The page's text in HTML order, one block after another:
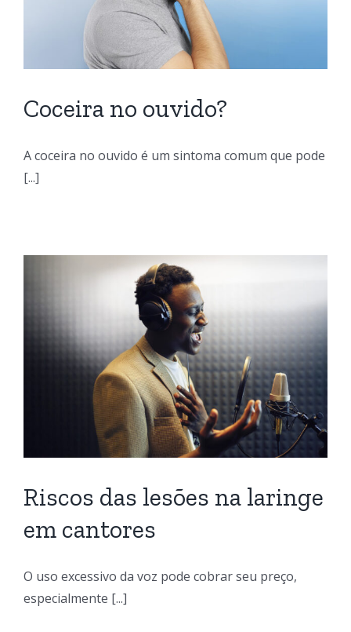
Coceira no ouvido?
A coceira no ouvido é um sintoma comum que pode
[...]
Riscos das lesões na laringe
em cantores
O uso excessivo da voz pode cobrar seu preço,
especialmente [...]